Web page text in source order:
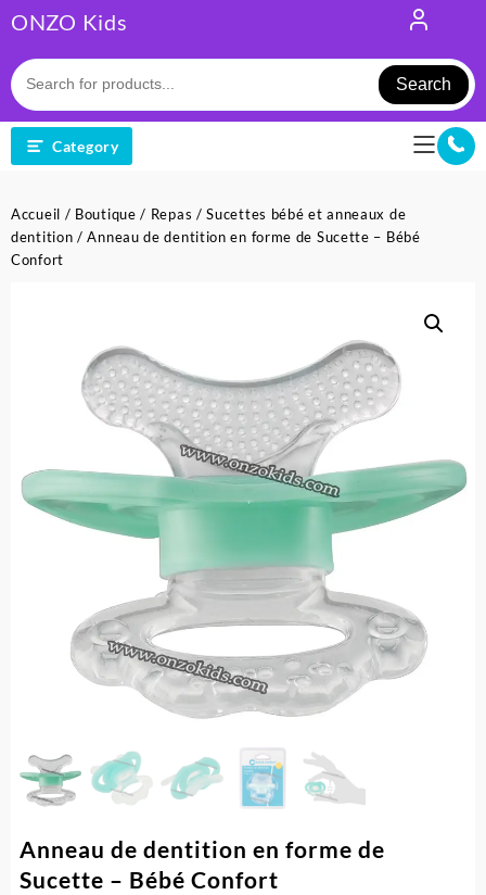
to
content
ONZO Kids
Search
Category
Accueil / Boutique / Repas /Sucettes bébé et anneaux de
dentition / Anneau de dentition en forme de Sucette – Bébé
Confort
Anneau de dentition en forme de
Sucette – Bébé Confort